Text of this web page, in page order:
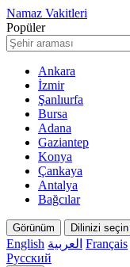
Namaz Vakitleri
Popüler
Ankara
İzmir
Şanlıurfa
Bursa
Adana
Gaziantep
Konya
Çankaya
Antalya
Bağcılar
Görünüm Dilinizi seçin
English العربية Français
Русский